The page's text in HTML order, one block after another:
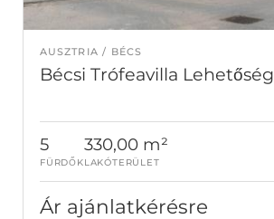
AUSZTRIA BÉCS
Bécsi Trófeavilla Lehetőség
5
FÜRDŐK
330,00 m²
LAKÓTERÜLET
Ár ajánlatkérésre